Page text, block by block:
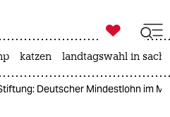
ich

taz zahl ich
katzen landtagswahl in
Deutscher Mindestlohn im